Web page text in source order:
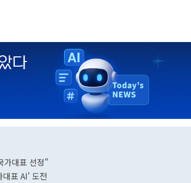
가대표 선정"
대표 AI' 도전